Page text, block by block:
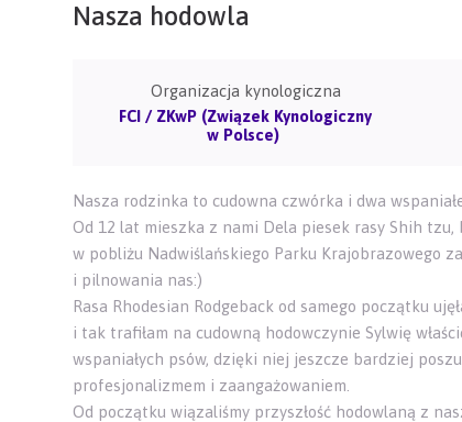
Nasza hodowla
Organizacja kynologiczna
FCI / ZKwP (Związek Kynologiczny
w Polsce)
Nasza rodzinka to cudowna czwórka i dwa
Od 12 lat mieszka z nami Dela piesek rasy Shih
w pobliżu Nadwiślańskiego Parku Krajobrazowego
i pilnowania nas:)
Rasa Rhodesian Rodgeback od samego początku
i tak trafiłam na cudowną hodowczynie Sylwię
wspaniałych psów, dzięki niej jeszcze bardziej
profesjonalizmem i zaangażowaniem.
Od początku wiązaliśmy przyszłość hodowlaną z